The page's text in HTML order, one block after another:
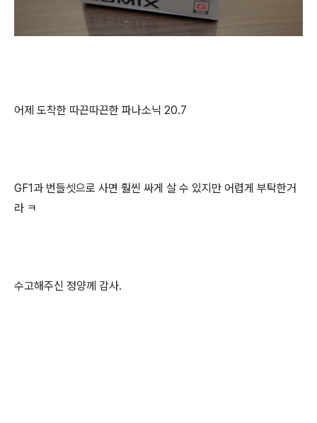
어제 도착한 따끈따끈한 파나소닉 20.7
GF1과 번들셋으로 사면 훨씬 싸게 살 수 있지만 어렵게 부탁한거
라 ㅋ
수고해주신 정양께 감사.